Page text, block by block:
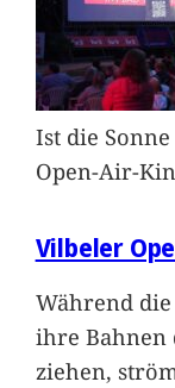
Ist die
Open-Air-
Vilbeler
Während
ihre Bahnen
ziehen,